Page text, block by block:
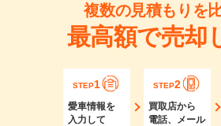
複数の見積もりを
最高額で売却
STEP1
愛車情報を
入力して
STEP2
買取店から
電話、メール